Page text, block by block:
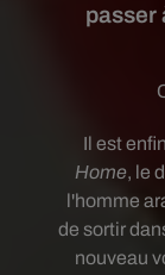
passer
Il est
Home, le
l'homme
de sortir
nouveau